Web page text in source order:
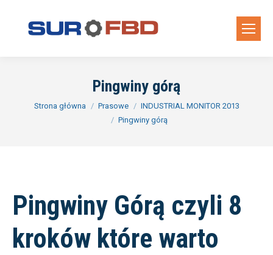
Pingwiny górą
Jesteś tutaj:
Strona główna Prasowe
INDUSTRIAL MONITOR 2013
Pingwiny górą
Pingwiny Górą czyli 8
kroków które warto